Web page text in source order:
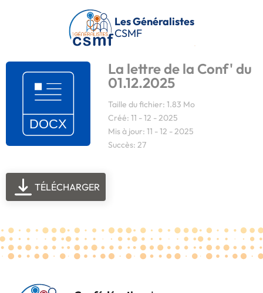
Passer au contenu principal
Les Généralistes
CSMF
La lettre de la Conf' du
01.12.2025
Taille du fichier: 1.83 Mo
Créé: 11 - 12 - 2025
Mis à jour: 11 - 12 - 2025
Succès: 27
TÉLÉCHARGER